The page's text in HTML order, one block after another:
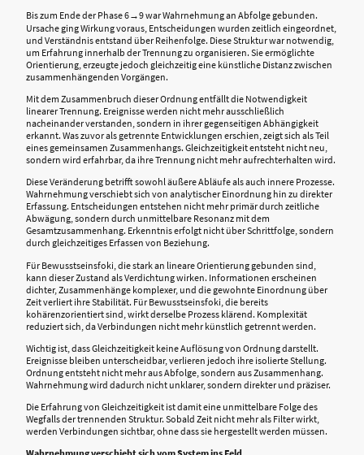
Bis zum Ende der Phase 6→9 war Wahrnehmung an Abfolge gebunden.
Ursache ging Wirkung voraus, Entscheidungen wurden zeitlich eingeordnet,
und Verständnis entstand über Reihenfolge. Diese Struktur war notwendig,
um Erfahrung innerhalb der Trennung zu organisieren. Sie ermöglichte
Orientierung, erzeugte jedoch gleichzeitig eine künstliche Distanz zwischen
zusammenhängenden Vorgängen.
Mit dem Zusammenbruch dieser Ordnung entfällt die Notwendigkeit
linearer Trennung. Ereignisse werden nicht mehr ausschließlich
nacheinander verstanden, sondern in ihrer gegenseitigen Abhängigkeit
erkannt. Was zuvor als getrennte Entwicklungen erschien, zeigt sich als Teil
eines gemeinsamen Zusammenhangs. Gleichzeitigkeit entsteht nicht neu,
sondern wird erfahrbar, da ihre Trennung nicht mehr aufrechterhalten wird.
Diese Veränderung betrifft sowohl äußere Abläufe als auch innere Prozesse.
Wahrnehmung verschiebt sich von analytischer Einordnung hin zu direkter
Erfassung. Entscheidungen entstehen nicht mehr primär durch zeitliche
Abwägung, sondern durch unmittelbare Resonanz mit dem
Gesamtzusammenhang. Erkenntnis erfolgt nicht über Schrittfolge, sondern
durch gleichzeitiges Erfassen von Beziehung.
Für Bewusstseinsfoki, die stark an lineare Orientierung gebunden sind,
kann dieser Zustand als Verdichtung wirken. Informationen erscheinen
dichter, Zusammenhänge komplexer, und die gewohnte Einordnung über
Zeit verliert ihre Stabilität. Für Bewusstseinsfoki, die bereits
kohärenzorientiert sind, wirkt derselbe Prozess klärend. Komplexität
reduziert sich, da Verbindungen nicht mehr künstlich getrennt werden.
Wichtig ist, dass Gleichzeitigkeit keine Auflösung von Ordnung darstellt.
Ereignisse bleiben unterscheidbar, verlieren jedoch ihre isolierte Stellung.
Ordnung entsteht nicht mehr aus Abfolge, sondern aus Zusammenhang.
Wahrnehmung wird dadurch nicht unklarer, sondern direkter und präziser.
Die Erfahrung von Gleichzeitigkeit ist damit eine unmittelbare Folge des
Wegfalls der trennenden Struktur. Sobald Zeit nicht mehr als Filter wirkt,
werden Verbindungen sichtbar, ohne dass sie hergestellt werden müssen.